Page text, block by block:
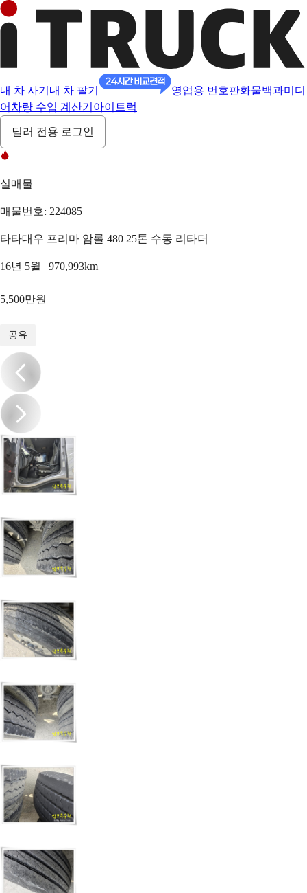
내 차 사기 내 차 팔기 영업용 번호판화물백과미디
어 차량 수입 계산기 아이트럭
딜러 전용 로그인
실매물
매물번호: 224085
타타대우 프리마 암롤 480 25톤 수동 리타더
16년 5월 | 970,993km
5,500만원
공유
/17